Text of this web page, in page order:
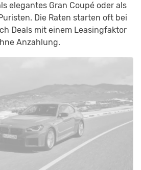
elegantes Gran Coupé oder als
Die Raten starten oft bei
Deals mit einem Leasingfaktor
Anzahlung.